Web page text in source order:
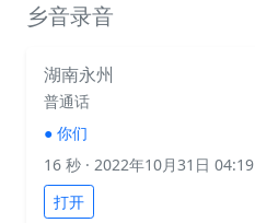
乡音录音
湖南永州
普通话
● 你们
16 秒 · 2022年10月31日 04:19
打开